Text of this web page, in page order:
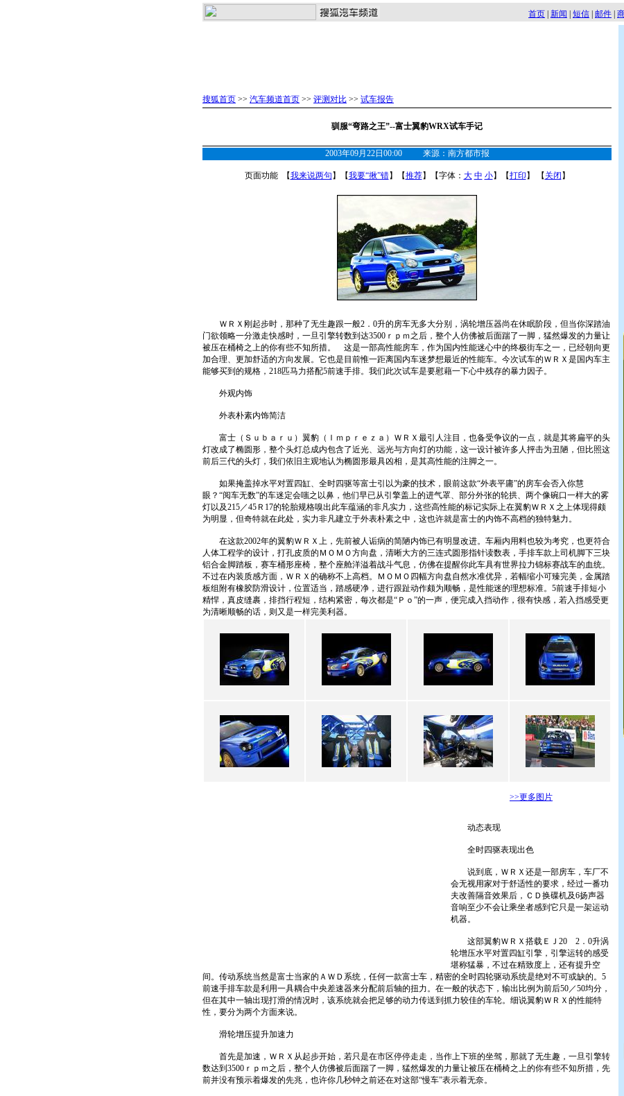
首页 新闻 短信 邮件
搜狐首页 >> 汽车频道首页 >> 评测对比 >> 试车报告
驯服“弯路之王”--富士翼豹WRX试车手记
2003年09月22日00:00 来源：南方都市报
页面功能 【我来说两句 】【我要“揪”错】【推荐】【字体： 大 中 小】【打印 】 【 关闭 】
ＷＲＸ刚起步时，那种了无生趣跟一般2．0升的房车无多大分别，涡轮增压器尚在休眠阶段，但当你深踏油
门欲领略一分激走快感时，一旦引擎转数到达3500ｒｐｍ之后，整个人仿佛被后面踹了一脚，猛然爆发的力量让
被压在桶椅之上的你有些不知所措。 这是一部高性能房车，作为国内性能迷心中的终极街车之一，已经朝向更
加合理、更加舒适的方向发展。它也是目前惟一距离国内车迷梦想最近的性能车。今次试车的ＷＲＸ是国内车主
能够买到的规格，218匹马力搭配5前速手排。我们此次试车是要慰藉一下心中残存的暴力因子。
外观内饰
外表朴素内饰简洁
富士（Ｓｕｂａｒｕ）翼豹（Ｉｍｐｒｅｚａ）ＷＲＸ最引人注目，也备受争议的一点，就是其将扁平的头
灯改成了椭圆形，整个头灯总成内包含了近光、远光与方向灯的功能，这一设计被许多人抨击为丑陋，但比照这
前后三代的头灯，我们依旧主观地认为椭圆形最具凶相，是其高性能的注脚之一。
如果掩盖掉水平对置四缸、全时四驱等富士引以为豪的技术，眼前这款“外表平庸”的房车会否入你慧
眼？“阅车无数”的车迷定会嗤之以鼻，他们早已从引擎盖上的进气罩、部分外张的轮拱、两个像碗口一样大的雾
灯以及215／45Ｒ17的轮胎规格嗅出此车蕴涵的非凡实力，这些高性能的标记实际上在翼豹ＷＲＸ之上体现得颇
为明显，但奇特就在此处，实力非凡建立于外表朴素之中，这也许就是富士的内饰不高档的独特魅力。
在这款2002年的翼豹ＷＲＸ上，先前被人诟病的简陋内饰已有明显改进。车厢内用料也较为考究，也更符合
人体工程学的设计，打孔皮质的ＭＯＭＯ方向盘，清晰大方的三连式圆形指针读数表，手排车款上司机脚下三块
铝合金脚踏板，赛车桶形座椅，整个座舱洋溢着战斗气息，仿佛在提醒你此车具有世界拉力锦标赛战车的血统。
不过在内装质感方面，ＷＲＸ的确称不上高档。ＭＯＭＯ四幅方向盘自然水准优异，若幅缩小可臻完美，金属踏
板组附有橡胶防滑设计，位置适当，踏感硬净，进行跟趾动作颇为顺畅，是性能迷的理想标准。5前速手排短小
精悍，真皮缝裹，排挡行程短，结构紧密，每次都是“Ｐｏ”的一声，便完成入挡动作，很有快感，若入挡感受更
为清晰顺畅的话，则又是一样完美利器。
>>更多图片
动态表现
全时四驱表现出色
说到底，ＷＲＸ还是一部房车，车厂不
会无视用家对于舒适性的要求，经过一番功
夫改善隔音效果后，ＣＤ换碟机及6扬声器
音响至少不会让乘坐者感到它只是一架运动
机器。
这部翼豹ＷＲＸ搭载ＥＪ20 2．0升涡
轮增压水平对置四缸引擎，引擎运转的感受
堪称猛暴，不过在精致度上，还有提升空
间。传动系统当然是富士当家的ＡＷＤ系统，任何一款富士车，精密的全时四轮驱动系统是绝对不可或缺的。5
前速手排车款是利用一具耦合中央差速器来分配前后轴的扭力。在一般的状态下，输出比例为前后50／50均分，
但在其中一轴出现打滑的情况时，该系统就会把足够的动力传送到抓力较佳的车轮。细说翼豹ＷＲＸ的性能特
性，要分为两个方面来说。
滑轮增压提升加速力
首先是加速，ＷＲＸ从起步开始，若只是在市区停停走走，当作上下班的坐驾，那就了无生趣，一旦引擎转
数达到3500ｒｐｍ之后，整个人仿佛被后面踹了一脚，猛然爆发的力量让被压在桶椅之上的你有些不知所措，先
前并没有预示着爆发的先兆，也许你几秒钟之前还在对这部“慢车”表示着无奈。